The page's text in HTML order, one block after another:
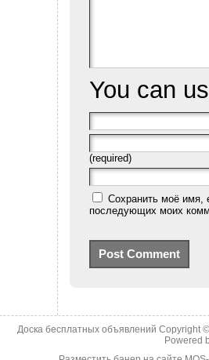
You can
(required)
Сохранить моё имя,
последующих моих
Доска бесплатных объявлений Copyright
Powered